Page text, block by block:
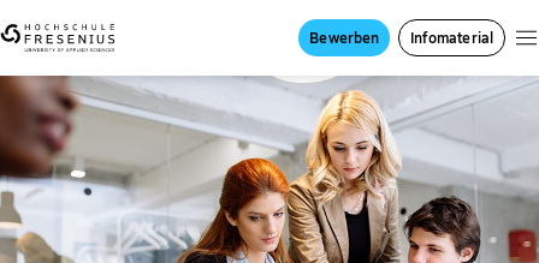
Bewerben Infomaterial